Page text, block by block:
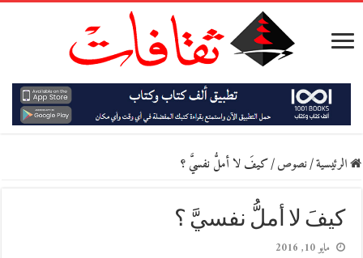
الرئيسية/نصوص/كيفَ لا أملُّ نفسيَّ ؟
كيفَ لا أملُّ نفسيَّ ؟
مايو 10, 2016